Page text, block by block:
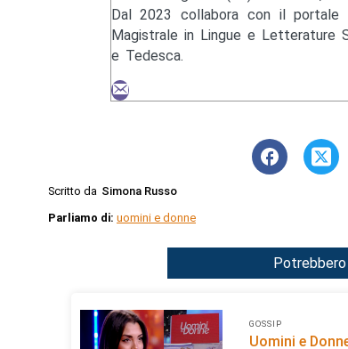
Dal 2023 collabora con il portale
Magistrale in Lingue e Letterature
e Tedesca.
Scritto da Simona Russo
Parliamo di: uomini e donne
GOSSIP
Uomini e